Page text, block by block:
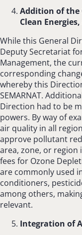
Addition of the
Clean
While this General
Deputy Secretariat
Management, the
corresponding
whereby this
SEMARNAT.
Direction had to be
powers. By way of
air quality in all
approve pollutant
area, zone, or
fees for Ozone
are commonly used
conditioners,
among others,
relevant.
Integration of